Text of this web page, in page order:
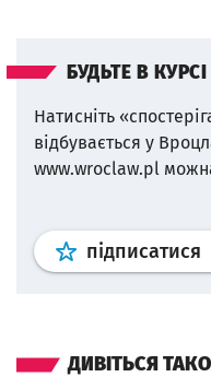
БУДЬТЕ В
Натисніть
відбувається у
www.wroclaw.pl
підписатися
ДИВІТЬСЯ